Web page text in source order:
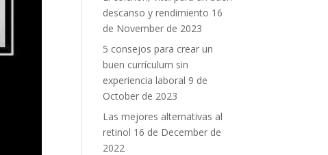
descanso y rendimiento 16
de November de 2023
5 consejos para crear un
buen currículum sin
experiencia laboral 9 de
October de 2023
Las mejores alternativas al
retinol 16 de December de
2022